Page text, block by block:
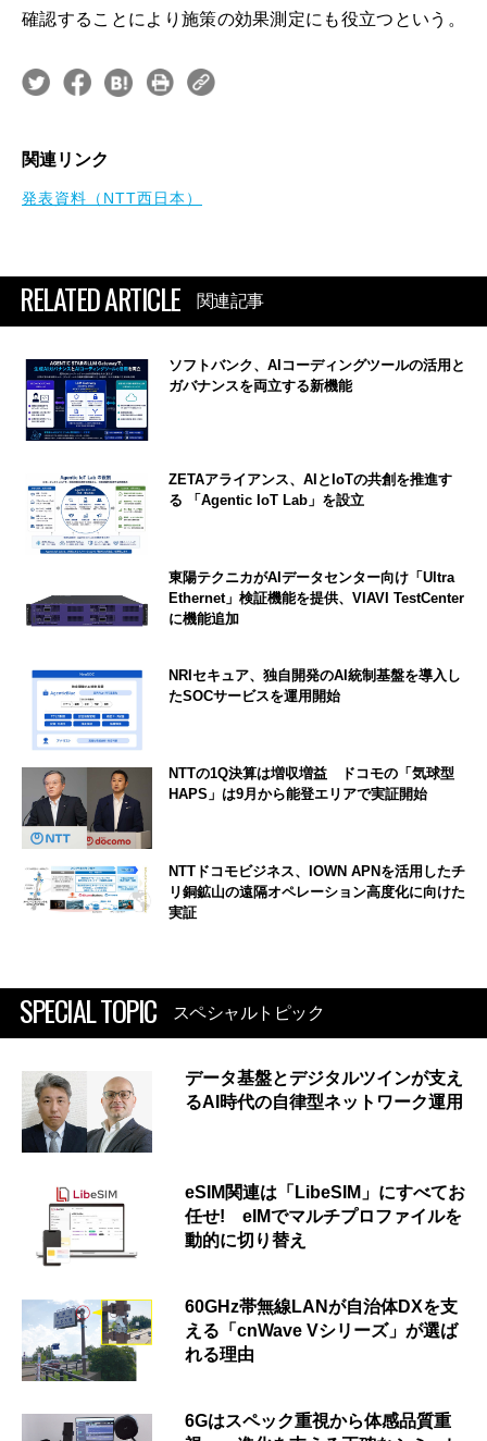
確認することにより施策の効果測定にも役立つという。
関連リンク
発表資料（NTT西日本）
RELATED ARTICLE 関連記事
ソフトバンク、AIコーディングツールの活用と
ガバナンスを両立する新機能
ZETAアライアンス、AIとIoTの共創を推進す
る 「Agentic IoT Lab」を設立
東陽テクニカがAIデータセンター向け「Ultra
Ethernet」検証機能を提供、VIAVI TestCenter
に機能追加
NRIセキュア、独自開発のAI統制基盤を導入し
たSOCサービスを運用開始
NTTの1Q決算は増収増益 ドコモの「気球型
HAPS」は9月から能登エリアで実証開始
NTTドコモビジネス、IOWN APNを活用したチ
リ銅鉱山の遠隔オペレーション高度化に向けた
実証
SPECIAL TOPIC スペシャルトピック
データ基盤とデジタルツインが支え
るAI時代の自律型ネットワーク運用
eSIM関連は「LibeSIM」にすべてお
任せ! eIMでマルチプロファイルを
動的に切り替え
60GHz帯無線LANが自治体DXを支
える「cnWave Vシリーズ」が選ば
れる理由
6Gはスペック重視から体感品質重